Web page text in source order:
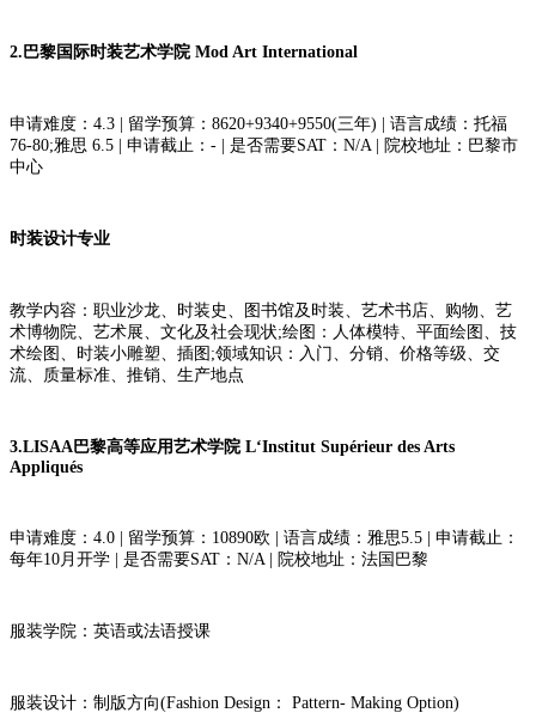
2.巴黎国际时装艺术学院 Mod Art International
申请难度：4.3 | 留学预算：8620+9340+9550(三年) | 语言成绩：托福
76-80;雅思 6.5 | 申请截止：- | 是否需要SAT：N/A | 院校地址：巴黎市
中心
时装设计专业
教学内容：职业沙龙、时装史、图书馆及时装、艺术书店、购物、艺
术博物院、艺术展、文化及社会现状;绘图：人体模特、平面绘图、技
术绘图、时装小雕塑、插图;领域知识：入门、分销、价格等级、交
流、质量标准、推销、生产地点
3.LISAA巴黎高等应用艺术学院 L‘Institut Supérieur des Arts
Appliqués
申请难度：4.0 | 留学预算：10890欧 | 语言成绩：雅思5.5 | 申请截止：
每年10月开学 | 是否需要SAT：N/A | 院校地址：法国巴黎
服装学院：英语或法语授课
服装设计：制版方向(Fashion Design： Pattern- Making Option)